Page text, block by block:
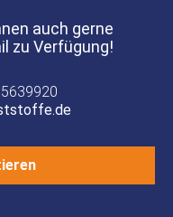
auch gerne
zu Verfügung!